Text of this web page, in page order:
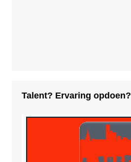
Talent? Ervaring opdoen?